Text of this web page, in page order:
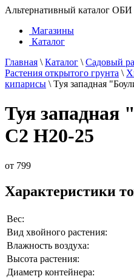
Альтернативный каталог ОБИ
Магазины
Каталог
Главная \ Каталог \ Садовый
Растения открытого грунта \
кипарисы \ Туя западная
Туя западная
С2 H20-25
от 799
Характеристики
Вес:
Вид хвойного растения:
Влажность воздуха:
Высота растения:
Диаметр контейнера: